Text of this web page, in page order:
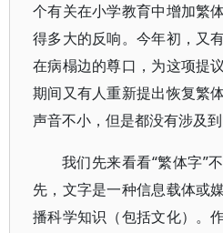
个有关在小学教育中增加繁
得多大的反响。今年初，又
在病榻边的尊口，为这项提
期间又有人重新提出恢复繁
声音不小，但是都没有涉及到
我们先来看看“繁体字”
先，文字是一种信息载体或
播科学知识（包括文化）。